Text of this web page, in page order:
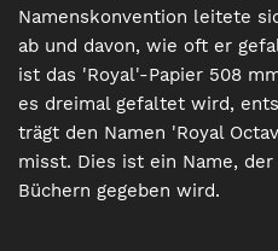
Namenskonvention leitete
ab und davon, wie oft er
ist das 'Royal'-Papier 508
es dreimal gefaltet wird,
trägt den Namen 'Royal
misst. Dies ist ein Name,
Büchern gegeben wird.